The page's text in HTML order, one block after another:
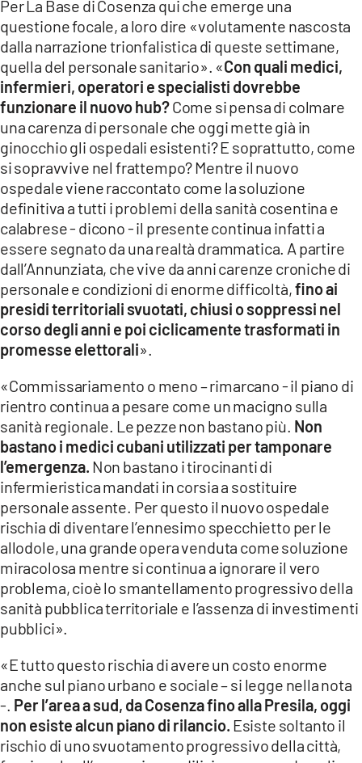
Per La Base di Cosenza qui che emerge una
questione focale, a loro dire «volutamente nascosta
dalla narrazione trionfalistica di queste settimane,
quella del personale sanitario». «Con quali medici,
infermieri, operatori e specialisti dovrebbe
funzionare il nuovo hub?Come si pensa di colmare
una carenza di personale che oggi mette già in
ginocchio gli ospedali esistenti? E soprattutto, come
si sopravvive nel frattempo? Mentre il nuovo
ospedale viene raccontato come la soluzione
definitiva a tutti i problemi della sanità cosentina e
calabrese - dicono - il presente continua infatti a
essere segnato da una realtà drammatica. A partire
dall’Annunziata, che vive da anni carenze croniche di
personale e condizioni di enorme difficoltà,fino ai
presidi territoriali svuotati, chiusi o soppressi nel
corso degli anni e poi ciclicamente trasformati in
promesse elettorali».
«Commissariamento o meno – rimarcano - il piano di
rientro continua a pesare come un macigno sulla
sanità regionale. Le pezze non bastano più. Non
bastano i medici cubani utilizzati per tamponare
l’emergenza. Non bastano i tirocinanti di
infermieristica mandati in corsia a sostituire
personale assente. Per questo il nuovo ospedale
rischia di diventare l’ennesimo specchietto per le
allodole, una grande opera venduta come soluzione
miracolosa mentre si continua a ignorare il vero
problema, cioè lo smantellamento progressivo della
sanità pubblica territoriale e l’assenza di investimenti
pubblici».
«E tutto questo rischia di avere un costo enorme
anche sul piano urbano e sociale – si legge nella nota
-. Per l’area a sud, da Cosenza fino alla Presila, oggi
non esiste alcun piano di rilancio. Esiste soltanto il
rischio di uno svuotamento progressivo della città,